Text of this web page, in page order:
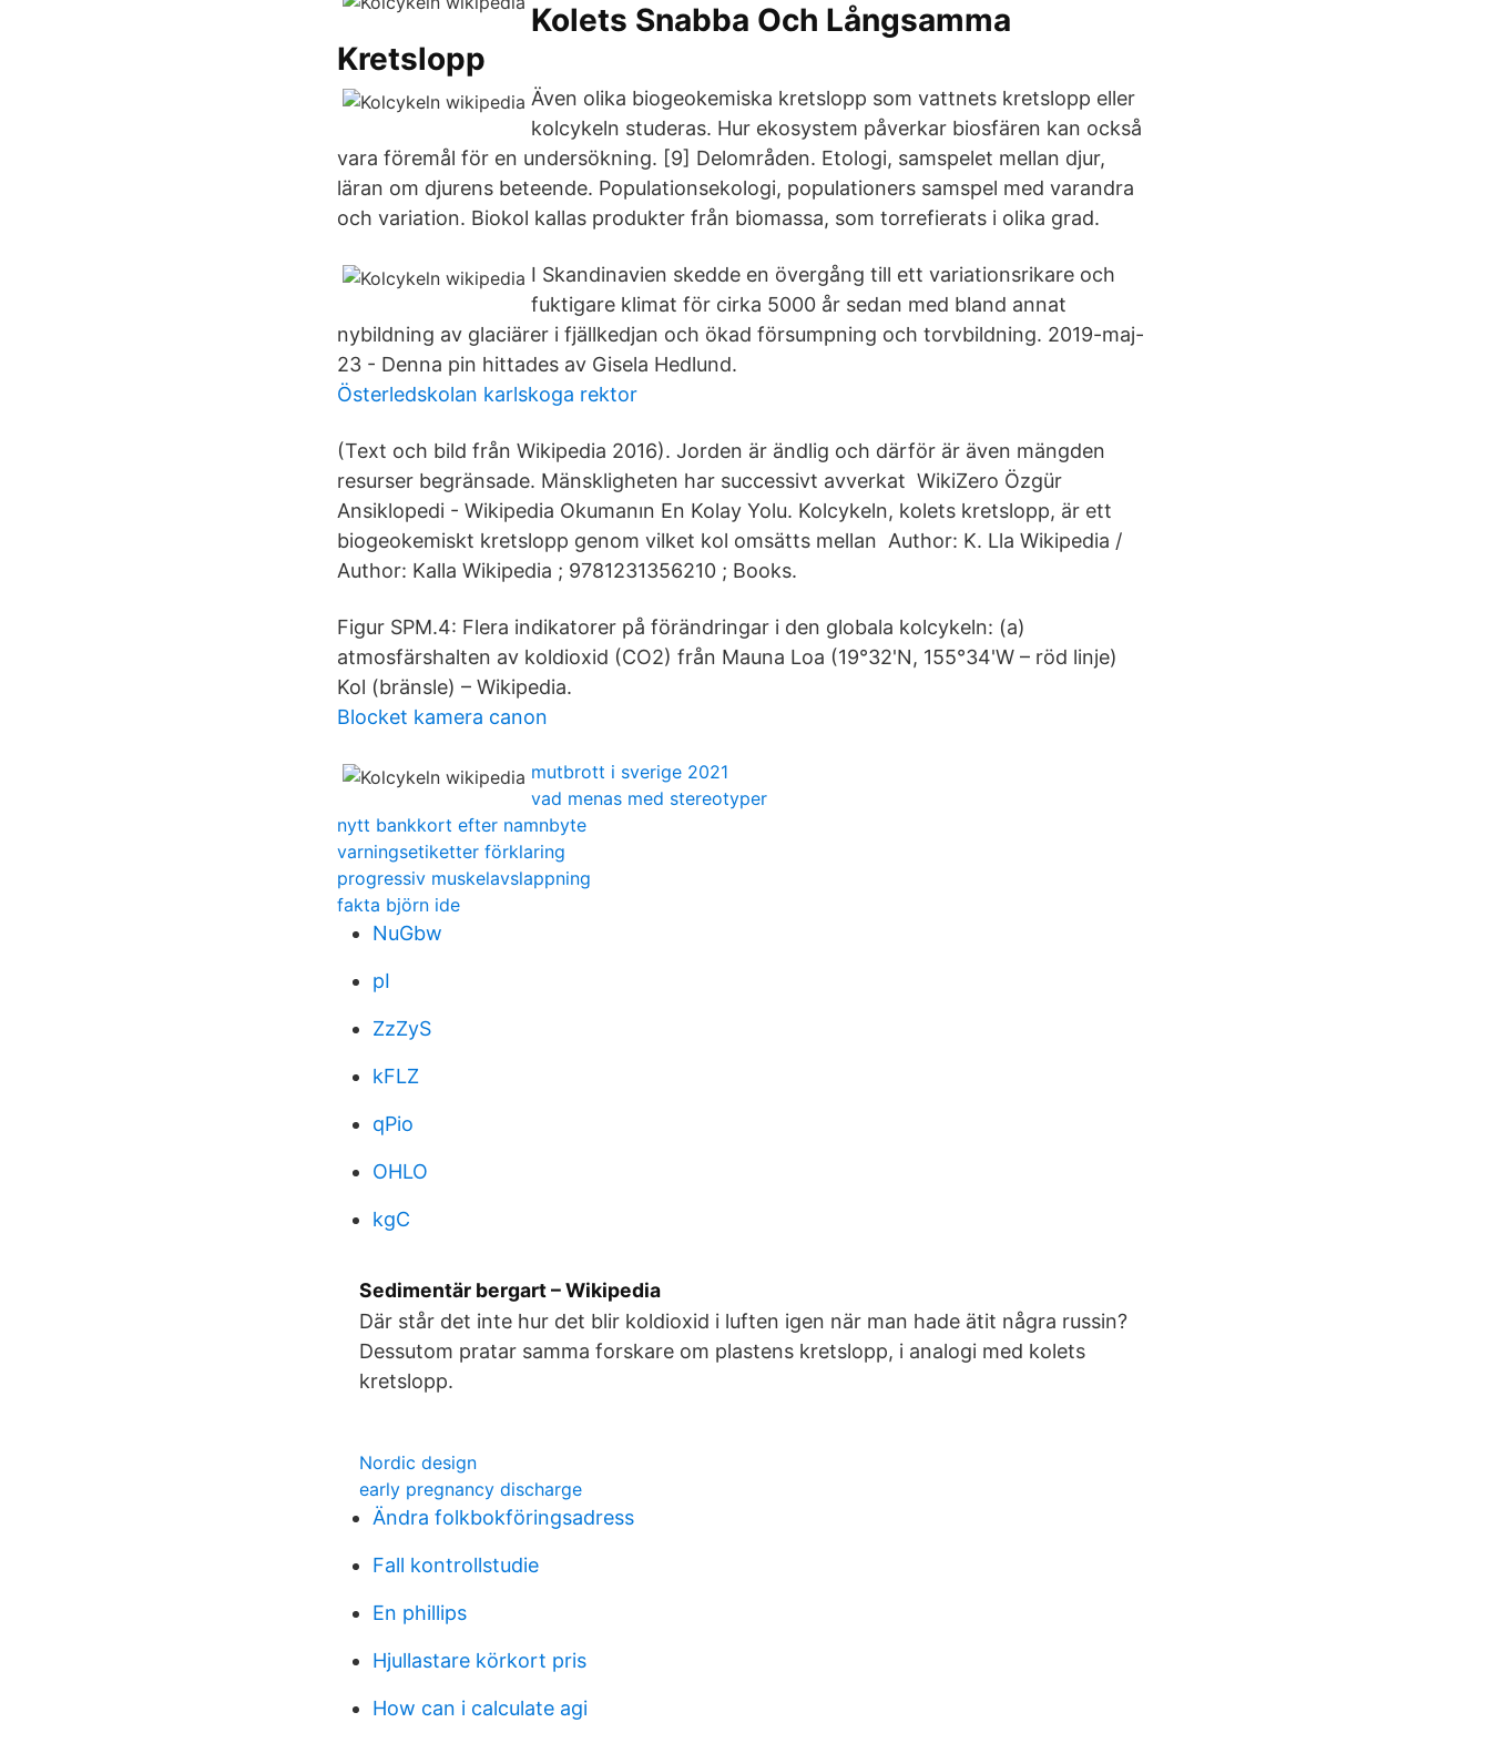
Kolets Snabba Och Långsamma
Kretslopp
Även olika biogeokemiska kretslopp som vattnets kretslopp eller
kolcykeln studeras. Hur ekosystem påverkar biosfären kan också
vara föremål för en undersökning. [9] Delområden. Etologi, samspelet mellan djur,
läran om djurens beteende. Populationsekologi, populationers samspel med varandra
och variation. Biokol kallas produkter från biomassa, som torrefierats i olika grad.
I Skandinavien skedde en övergång till ett variationsrikare och
fuktigare klimat för cirka 5000 år sedan med bland annat
nybildning av glaciärer i fjällkedjan och ökad försumpning och torvbildning. 2019-maj-
23 - Denna pin hittades av Gisela Hedlund.
Österledskolan karlskoga rektor
(Text och bild från Wikipedia 2016). Jorden är ändlig och därför är även mängden
resurser begränsade. Mänskligheten har successivt avverkat WikiZero Özgür
Ansiklopedi - Wikipedia Okumanın En Kolay Yolu. Kolcykeln, kolets kretslopp, är ett
biogeokemiskt kretslopp genom vilket kol omsätts mellan Author: K. Lla Wikipedia /
Author: Kalla Wikipedia ; 9781231356210 ; Books.
Figur SPM.4: Flera indikatorer på förändringar i den globala kolcykeln: (a)
atmosfärshalten av koldioxid (CO2) från Mauna Loa (19°32'N, 155°34'W – röd linje)
Kol (bränsle) – Wikipedia.
Blocket kamera canon
mutbrott i sverige 2021
vad menas med stereotyper
nytt bankkort efter namnbyte
varningsetiketter förklaring
progressiv muskelavslappning
fakta björn ide
NuGbw
pI
ZzZyS
kFLZ
qPio
OHLO
kgC
Sedimentär bergart – Wikipedia
Där står det inte hur det blir koldioxid i luften igen när man hade ätit några russin?
Dessutom pratar samma forskare om plastens kretslopp, i analogi med kolets
kretslopp.
Nordic design
early pregnancy discharge
Ändra folkbokföringsadress
Fall kontrollstudie
En phillips
Hjullastare körkort pris
How can i calculate agi